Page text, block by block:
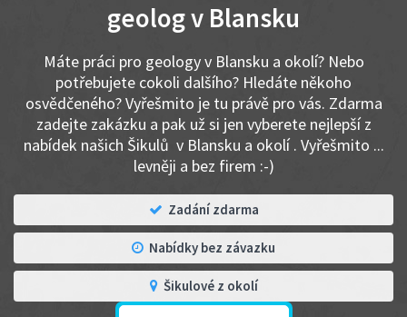
geolog v Blansku
Máte práci pro geology v Blansku a okolí? Nebo
potřebujete cokoli dalšího? Hledáte někoho
osvědčeného? Vyřešmito je tu právě pro vás. Zdarma
zadejte zakázku a pak už si jen vyberete nejlepší z
nabídek našich Šikulů v Blansku a okolí . Vyřešmito ...
levněji a bez firem :-)
Zadání zdarma
Nabídky bez závazku
Šikulové z okolí